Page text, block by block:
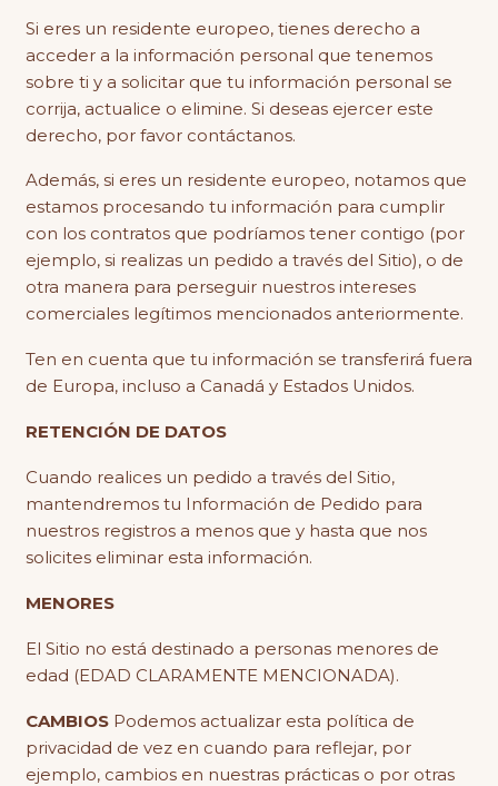
Si eres un residente europeo, tienes derecho a
acceder a la información personal que tenemos
sobre ti y a solicitar que tu información personal se
corrija, actualice o elimine. Si deseas ejercer este
derecho, por favor contáctanos.
Además, si eres un residente europeo, notamos que
estamos procesando tu información para cumplir
con los contratos que podríamos tener contigo (por
ejemplo, si realizas un pedido a través del Sitio), o de
otra manera para perseguir nuestros intereses
comerciales legítimos mencionados anteriormente.
Ten en cuenta que tu información se transferirá fuera
de Europa, incluso a Canadá y Estados Unidos.
RETENCIÓN DE DATOS
Cuando realices un pedido a través del Sitio,
mantendremos tu Información de Pedido para
nuestros registros a menos que y hasta que nos
solicites eliminar esta información.
MENORES
El Sitio no está destinado a personas menores de
edad (EDAD CLARAMENTE MENCIONADA).
CAMBIOSPodemos actualizar esta política de
privacidad de vez en cuando para reflejar, por
ejemplo, cambios en nuestras prácticas o por otras